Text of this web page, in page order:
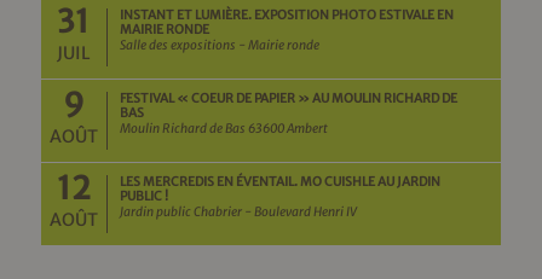
31
JUIL
INSTANT ET LUMIÈRE. EXPOSITION PHOTO ESTIVALE EN
MAIRIE RONDE
Salle des expositions - Mairie ronde
9
AOÛT
FESTIVAL « COEUR DE PAPIER » AU MOULIN RICHARD DE
BAS
Moulin Richard de Bas 63600 Ambert
12
AOÛT
LES MERCREDIS EN ÉVENTAIL. MO CUISHLE AU JARDIN
PUBLIC !
Jardin public Chabrier - Boulevard Henri IV